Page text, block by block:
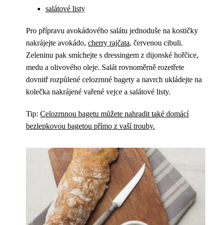
salátové listy
Pro přípravu avokádového salátu jednoduše na kostičky
nakrájejte avokádo, cherry rajčata, červenou cibuli.
Zeleninu pak smíchejte s dressingem z dijonské hořčice,
medu a olivového oleje. Salát rovnoměrně rozetřete
dovnitř rozpůlené celozrnné bagety a navrch ukládejte na
kolečka nakrájené vařené vejce a salátové listy.
Tip: Celozrnnou bagetu můžete nahradit také domácí
bezlepkovou bagetou přímo z vaší trouby.